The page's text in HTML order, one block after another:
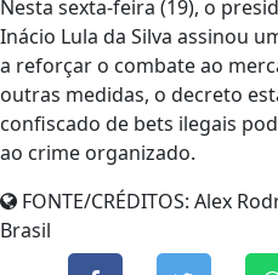
Nesta sexta-feira (19), o
Inácio Lula da Silva assinou
a reforçar o combate ao
outras medidas, o decreto
confiscado de bets ilegais
ao crime organizado.
FONTE/CRÉDITOS: Alex
Brasil